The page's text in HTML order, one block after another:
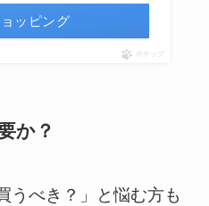
ッピング
ポチップ
か？
うべき？」と悩む方も